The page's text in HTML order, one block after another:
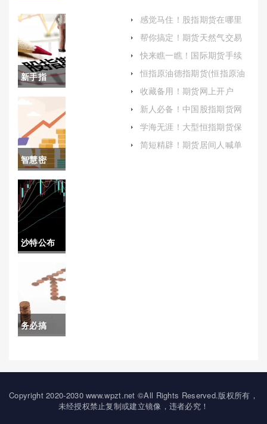
新手指
南！道指
期货靠谱
吗(道道指
期货30)
智慧密
码！香港
黄金期货
保证金(香
港黄金期
货保证金
沙特公布
贴水(沙特
原油提价)
务必搞
期货期货
空头保证
感觉马住！股指期货在哪里
开户（充分了解市场规则和
风险）
帮你搞定！期货天然气交易
开户(天然气期货实时行情)
快来瞧一瞧！国际期货手续
费最低(帮助投资者了解如何
在国际期货市场中寻找手续
费最低的平台)
恒指原油德指期货(恒指原油
期货直播室)
收藏备用！期货网上开户
（为有意涉足期货市场的投
资者提供一份详尽的指南）
新人必备！中国股指期货网
(为投资者照亮前行的道路)
学海无涯！大型恒指期货保
证金：深入解析与全面指南
简短精辟！期货居间人喊单
Copyright 2020-2030 www.wpzt.net ©All Rights Reserved.版权所有，
未经授权禁止复制或建立镜像，违者必究！